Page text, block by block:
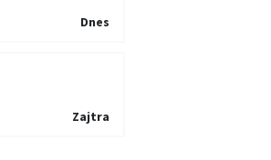
Dnes
Zajtra